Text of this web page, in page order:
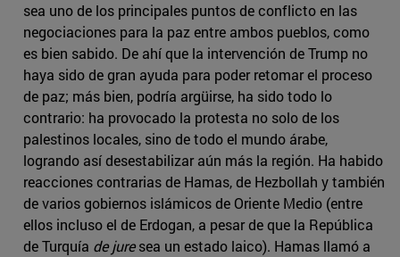
sea uno de los principales puntos de conflicto en las
negociaciones para la paz entre ambos pueblos, como
es bien sabido. De ahí que la intervención de Trump no
haya sido de gran ayuda para poder retomar el proceso
de paz; más bien, podría argüirse, ha sido todo lo
contrario: ha provocado la protesta no solo de los
palestinos locales, sino de todo el mundo árabe,
logrando así desestabilizar aún más la región. Ha habido
reacciones contrarias de Hamas, de Hezbollah y también
de varios gobiernos islámicos de Oriente Medio (entre
ellos incluso el de Erdogan, a pesar de que la República
de Turquía de juresea un estado laico). Hamas llamó a